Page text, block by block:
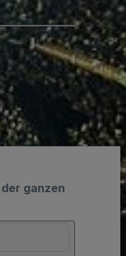
ganzen